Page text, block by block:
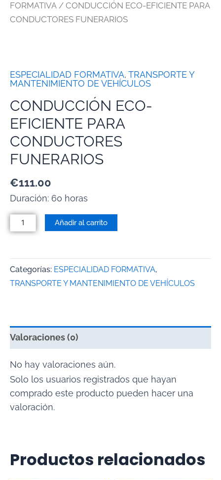
FORMATIVA / CONDUCCIÓN ECO-EFICIENTE PARA
CONDUCTORES FUNERARIOS
ESPECIALIDAD FORMATIVA, TRANSPORTE Y
MANTENIMIENTO DE VEHÍCULOS
CONDUCCIÓN ECO-
EFICIENTE PARA
CONDUCTORES
FUNERARIOS
€111.00
Duración: 60 horas
Añadir al carrito
Categorías: ESPECIALIDAD FORMATIVA,
TRANSPORTE Y MANTENIMIENTO DE VEHÍCULOS
Valoraciones (0)
No hay valoraciones aún.
Solo los usuarios registrados que hayan
comprado este producto pueden hacer una
valoración.
Productos relacionados